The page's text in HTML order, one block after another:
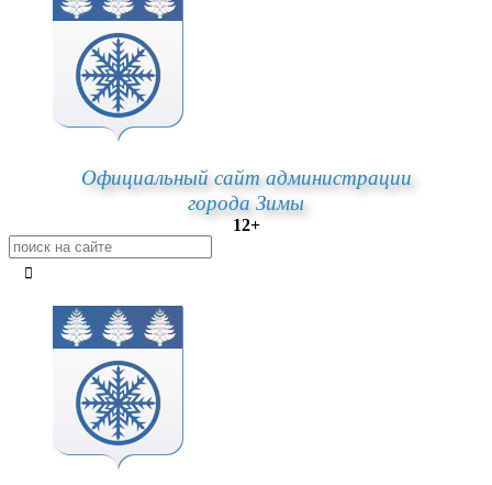
Официальный сайт администрации
города Зимы
12+